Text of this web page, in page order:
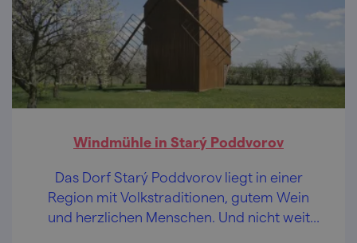
Windmühle in Starý Poddvorov
Das Dorf Starý Poddvorov liegt in einer
Region mit Volkstraditionen, gutem Wein
und herzlichen Menschen. Und nicht weit